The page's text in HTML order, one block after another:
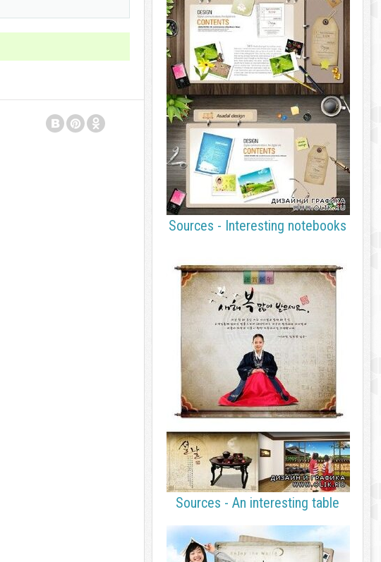
Sources - Interesting notebooks
Sources - An interesting table